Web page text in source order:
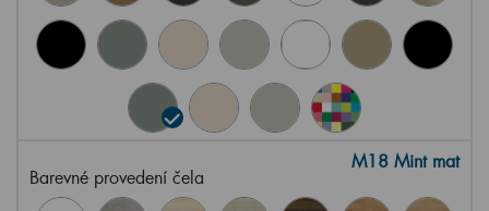
Barevné provedení čela
M18 Mint mat